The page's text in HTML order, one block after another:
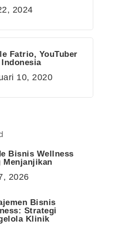
2024
Fatrio, YouTuber
Indonesia
10, 2020
Bisnis Wellness
Menjanjikan
2026
Bisnis
Strategi
Klinik